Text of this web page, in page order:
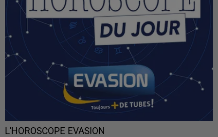
L'HOROSCOPE EVASION